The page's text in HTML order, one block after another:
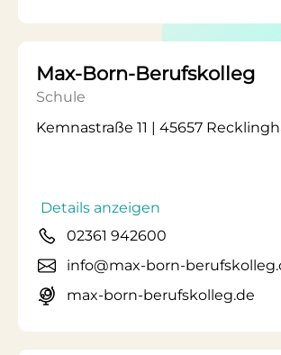
Max-Born-Berufskolleg
Schule
Kemnastraße 11 | 45657
Details anzeigen
02361 942600
info@max-born-
max-born-berufskolleg.de